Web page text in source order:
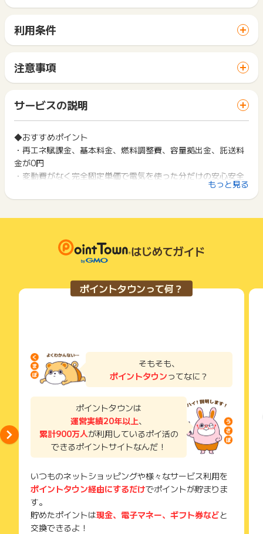
(2)開通後、3か月の継続
京都（島嶼地域を除く）、神奈川県
・不正、いたずら、未入金
・解約後の再供給
・1世帯2回以上の申込
・四つ葉電力が自社で行うキャンペーン以外のキャンペーンと
の併用は不可
までお問い合わせください。ポイントについて、広告主に直接
お問い合わせをした場合、ポイント獲得対象外となる場合がご
ざいます。
利用条件
サイトに移動してからお申し込みやお買い物が完了するまでの
間に、同じブラウザ（※）で他のサイトに移動した場合はポイン
ト獲得ができません。
「 サイトへ行ってポイントGET 」ボタンを押した時とサービ
ス・お買い物利用時で、デバイス・ブラウザが異なる場合はポ
イント獲得ができません。
2回以上同じお買い物・サービスをご利用される場合は、毎回
ポイントタウンに戻り、「 サイトへ行ってポイントGET 」ボ
タンを押してからご利用ください。
下記の事項に該当する場合、広告主側で対象外とみなし、「獲
い物を複数回ご利用された場合
て一度でも同サービス・お買い物を利用されたことがある場合
ご利用前には、Cookieの削除をおこなっていただくことを推奨
サービス・お買い物利用時にお電話など2つ以上の申し込み方
法がある場合、必ずサイト上のWEBフォームからお申し込みく
了などのメールは、ポイント獲得するまで必ず保管してくださ
獲得待ち・獲得失敗の状態でお問い合わせされる際に、該当の
メールを送っていただく場合がございます。
そのため、紛失・破棄された場合は対応いたしかねますので、
ご注意ください。
(※) SafariやChromeなどwebサイトを表示するアプリのこと
注意事項
一部のサービスにつきましては、1商品につき10円単位の金額
は切り捨てとなります。
ポイント獲得が1ポイント未満のものは切り捨てとなり、ポイ
ント履歴には記載されません。
原則として広告主側のポイント等を利用して支払われた金額分
につきましては、ポイントタウンのポイント獲得の対象には含
まれません。
広告主が運営しているサービスの都合もしくは会員様の都合で
商品の交換や一部でもキャンセルされた場合、ポイントが無効
になる可能性もございます。
条件を達成しているかどうかは各広告主ではなく、代理店が行
っているため、広告主はポイントに関する詳細を把握しており
そのため、ポイントタウンのポイントに関するお問い合わせを
広告主様に直接行わないようお願いいたします。
サービスの説明
◆おすすめポイント
・再エネ賦課金、基本料金、燃料調整費、容量拠出金、託送料
金が0円
・変動費がなく完全固定単価で電気を使った分だけの安心安全
・電力会社の送電網を使って電気をお届け。電気の品質・信頼
・定期的に節電キャンペーンなどの企画あり
「再生可能エネルギーの固定価格買取制度」によって電力会社
等が再エネの買取りに要した費用を、
※基本料金
電力会社が契約プランごとに設定した固定料金のことです。
電力をまったく使わなかったとしても基本料金は発生し支払う
必要があります。
電力会社により、「基本料金」ではなく、「最低料金」と呼ぶ
場合もありますが、基本的な考え方は同じです。
※燃料調整費
電気料金プランの多くは、火力発電の燃料価格や電力市場価格
等の変動に合わせて
電気料金（電力量料金）を自動で調整する燃料費調整の仕組み
が取り入れられています。
これにより、毎月電気料金が変動します。
もっと見る
はじめてガイド
ポイントタウンって何？
そもそも、
ポイントタウンってなに？
ポイントタウンは
運営実績20年以上、
累計900万人が利用しているポイ活の
できるポイントサイトなんだ！
いつものネットショッピングや様々なサービス利用を
ポイントタウン経由にするだけでポイントが貯まりま
す。
貯めたポイントは現金、電子マネー、ギフト券などと
交換できるよ！